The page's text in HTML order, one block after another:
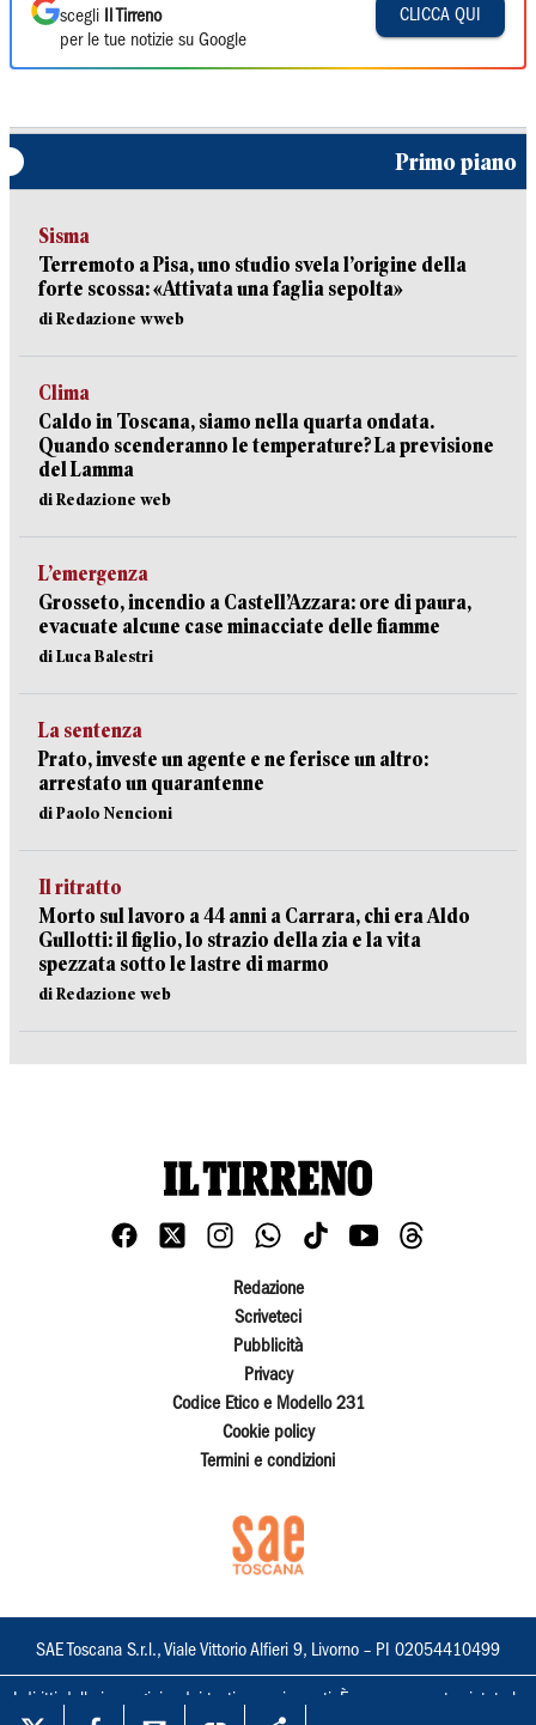
scegli
Il Tirreno
per le tue notizie su Google
CLICCA QUI
Primo piano
Sisma
Terremoto a Pisa, uno studio svela l’origine della
forte scossa: «Attivata una faglia sepolta»
di Redazione wweb
Clima
Caldo in Toscana, siamo nella quarta ondata.
Quando scenderanno le temperature? La previsione
del Lamma
di Redazione web
L’emergenza
Grosseto, incendio a Castell’Azzara: ore di paura,
evacuate alcune case minacciate delle fiamme
di Luca Balestri
La sentenza
Prato, investe un agente e ne ferisce un altro:
arrestato un quarantenne
di Paolo Nencioni
Il ritratto
Morto sul lavoro a 44 anni a Carrara, chi era Aldo
Gullotti: il figlio, lo strazio della zia e la vita
spezzata sotto le lastre di marmo
di Redazione web
Redazione
Scriveteci
Pubblicità
Privacy
Codice Etico e Modello 231
Cookie policy
Termini e condizioni
SAE Toscana S.r.l., Viale Vittorio Alfieri 9, Livorno – PI 02054410499
I diritti delle immagini e dei testi sono riservati. È espressamente vietata la